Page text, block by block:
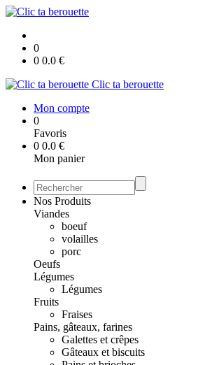
0
0 0.0 €
Clic ta berouette
Mon compte
0
Favoris
0 0.0 €
Mon panier
Nos Produits
Viandes
boeuf
volailles
porc
Oeufs
Légumes
Légumes
Fruits
Fraises
Pains, gâteaux, farines
Galettes et crêpes
Gâteaux et biscuits